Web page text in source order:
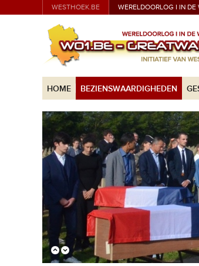
WESTHOEK.BE WERELDOORLOG I IN DE
HOME BEZIENSWAARDIGHEDEN